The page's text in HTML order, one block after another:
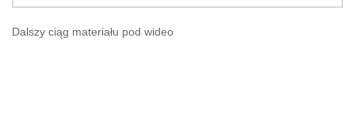
Dalszy ciąg materiału pod wideo